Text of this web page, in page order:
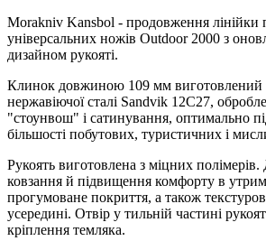
Morakniv Kansbol - продовження лінійки
універсальних ножів Outdoor 2000 з
дизайном рукояті.
Клинок довжиною 109 мм виготовлений
нержавіючої сталі Sandvik 12C27,
"стоунвош" і сатинування, оптимально
більшості побутових, туристичних і
Рукоять виготовлена з міцних полімерів.
ковзання й підвищення комфорту в
прогумоване покриття, а також
усередині. Отвір у тильній частині
кріплення темляка.